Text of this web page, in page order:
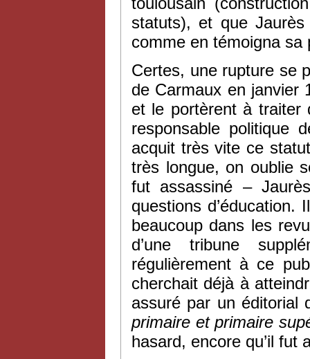
statuts), et que
comme en témoigna sa
Certes, une rupture se
de Carmaux en janvier
et le portèrent à traiter
responsable politique
acquit très vite ce
très longue, on oublie
fut assassiné –
questions d’éducation.
beaucoup dans les
d’une tribune
régulièrement à ce
cherchait déjà à
assuré par un éditorial
primaire et primaire
hasard, encore qu’il fut